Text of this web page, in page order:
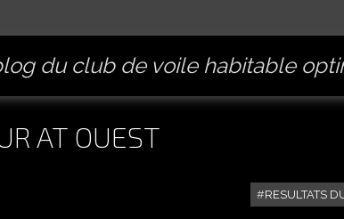
du club de voile habitable
AT OUEST
RESULTATS